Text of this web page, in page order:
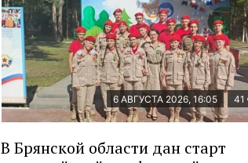
6 АВГУСТА 2026, 16:05 41
В Брянской области дан старт